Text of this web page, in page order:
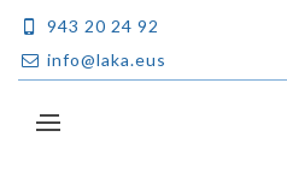
943 20 24 92
info@laka.eus